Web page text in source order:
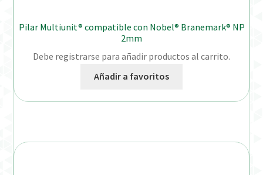
Pilar Multiunit® compatible con Nobel® Branemark® NP
2mm
Debe registrarse para añadir productos al carrito.
Añadir a favoritos